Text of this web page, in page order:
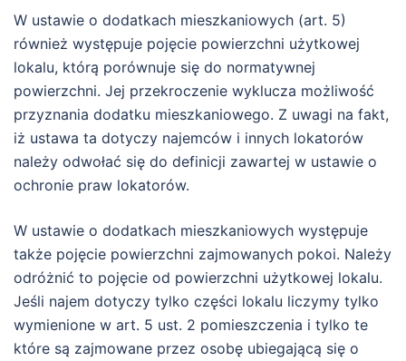
W ustawie o dodatkach mieszkaniowych (art. 5)
również występuje pojęcie powierzchni użytkowej
lokalu, którą porównuje się do normatywnej
powierzchni. Jej przekroczenie wyklucza możliwość
przyznania dodatku mieszkaniowego. Z uwagi na fakt,
iż ustawa ta dotyczy najemców i innych lokatorów
należy odwołać się do definicji zawartej w ustawie o
ochronie praw lokatorów.
W ustawie o dodatkach mieszkaniowych występuje
także pojęcie powierzchni zajmowanych pokoi. Należy
odróżnić to pojęcie od powierzchni użytkowej lokalu.
Jeśli najem dotyczy tylko części lokalu liczymy tylko
wymienione w art. 5 ust. 2 pomieszczenia i tylko te
które są zajmowane przez osobę ubiegającą się o